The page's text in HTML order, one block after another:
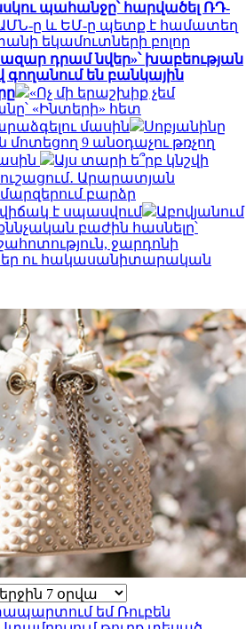
պահանջը՝ հարվածել ՌԴ-
ԱՄՆ-ը և ԵՄ-ը պետք է համատեղ
եկամուտների բոլոր
դրամ նվեր»՝ խաբեության
գողանում են բանկային
«Ոչ մի երաշխիք չեմ
«Ինտերի» հետ
մասին
Սոբյանինը
մոտեցող 9 անօդաչու թռչող
Այս տարի ե՞րբ կնշվի
Արարատյան
բարձր
է սպասվում
Աբովյանում
բաժին հասնելը՝
ջարդոնի
ու հակասանիտարական
եմ Ռուբեն